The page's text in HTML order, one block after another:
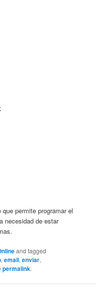
permite programar el
necesidad de estar
and tagged
,email,enviar,
permalink.